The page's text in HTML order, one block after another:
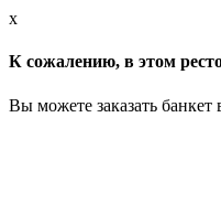
x
К сожалению, в этом
Вы можете заказать